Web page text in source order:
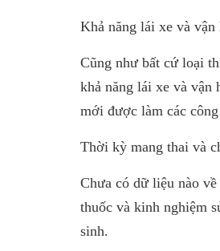
Khả năng lái xe và vận
Cũng như bất cứ loại
khả năng lái xe và vận
mới được làm các
Thời kỳ mang thai và
Chưa có dữ liệu nào
thuốc và kinh nghiệm
sinh.